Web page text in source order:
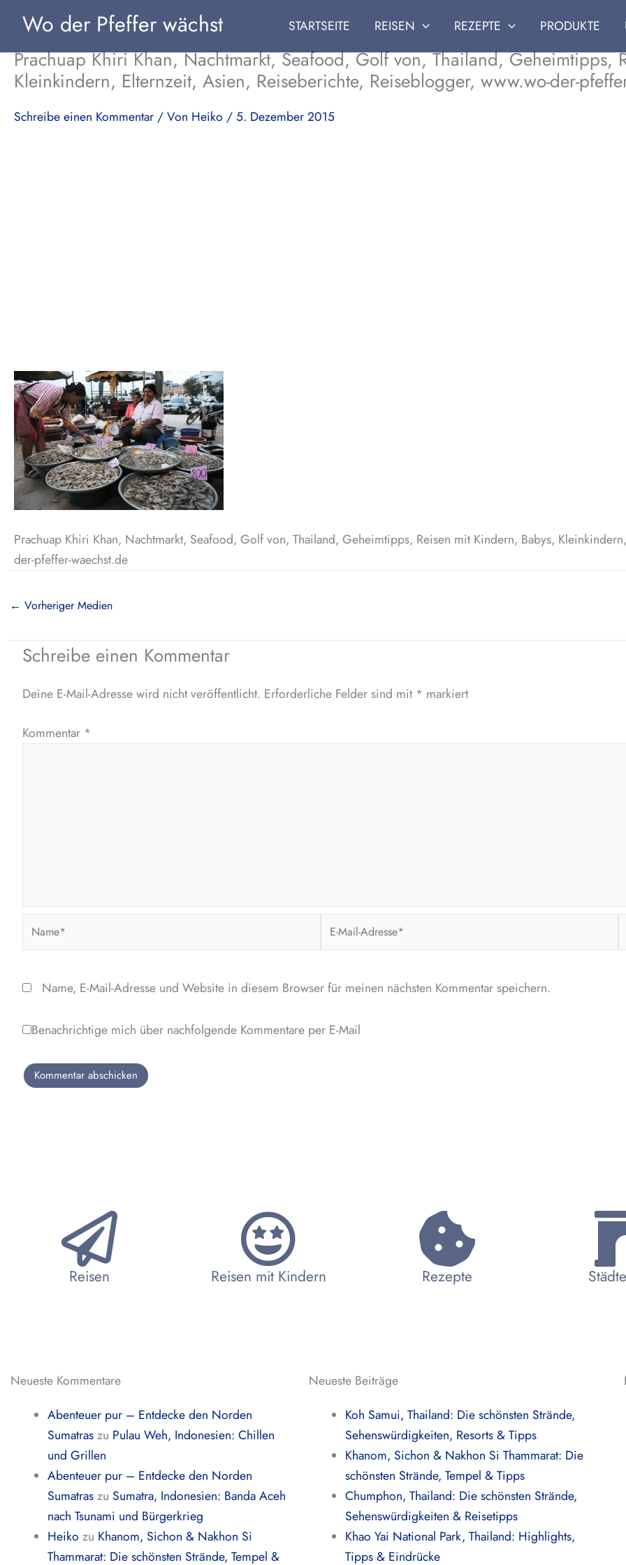
Inhalt
springen
Wo der Pfeffer wächst STARTSEITE REISEN REZEPTE PRODUKTE
Prachuap Khiri Khan, Nachtmarkt, Seafood, Golf von, Thailand, Geheimtipps,
Kleinkindern, Elternzeit, Asien, Reiseberichte, Reiseblogger, www.wo-der-
Schreibe einen Kommentar/ Von Heiko /5. Dezember 2015
Prachuap Khiri Khan, Nachtmarkt, Seafood, Golf von, Thailand, Geheimtipps, Reisen mit Kindern, Babys,
der-pfeffer-waechst.de
← Vorheriger Medien
Schreibe einen Kommentar
Deine E-Mail-Adresse wird nicht veröffentlicht. Erforderliche Felder sind mit * markiert
Kommentar *
Name*
Name, E-Mail-Adresse und Website in diesem Browser für meinen nächsten Kommentar speichern.
Benachrichtige mich über nachfolgende Kommentare per E-Mail
Reisen Reisen mit Kindern Rezepte
Neueste Kommentare
Abenteuer pur – Entdecke den Norden
Sumatraszu Pulau Weh, Indonesien: Chillen
und Grillen
Abenteuer pur – Entdecke den Norden
Sumatraszu Sumatra, Indonesien: Banda Aceh
nach Tsunami und Bürgerkrieg
Heiko zu Khanom, Sichon & Nakhon Si
Thammarat: Die schönsten Strände, Tempel &
Neueste Beiträge
Koh Samui, Thailand: Die schönsten Strände,
Sehenswürdigkeiten, Resorts & Tipps
Khanom, Sichon & Nakhon Si Thammarat: Die
schönsten Strände, Tempel & Tipps
Chumphon, Thailand: Die schönsten Strände,
Sehenswürdigkeiten & Reisetipps
Khao Yai National Park, Thailand: Highlights,
Tipps & Eindrücke